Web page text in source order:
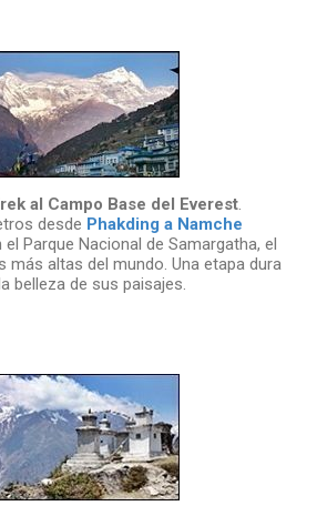
al Campo Base del Everest.
desde Phakding a Namche
Parque Nacional de Samargatha, el
más altas del mundo. Una etapa dura
belleza de sus paisajes.